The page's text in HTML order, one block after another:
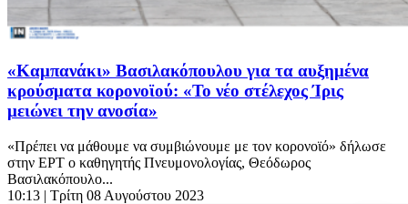
«Καμπανάκι» Βασιλακόπουλου για τα αυξημένα
κρούσματα κορονοϊού: «Το νέο στέλεχος Ίρις
μειώνει την ανοσία»
«Πρέπει να μάθουμε να συμβιώνουμε με τον κορονοϊό» δήλωσε
στην ΕΡΤ ο καθηγητής Πνευμονολογίας, Θεόδωρος
Βασιλακόπουλο...
10:13 | Τρίτη 08 Αυγούστου 2023